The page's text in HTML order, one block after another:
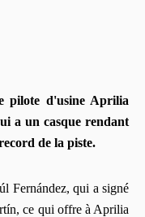
pilote d'usine Aprilia
a un casque rendant
de la piste.
Fernández, qui a signé
ce qui offre à Aprilia